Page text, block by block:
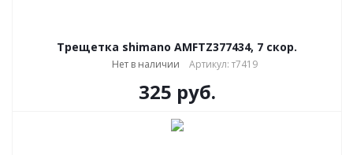
Трещетка shimano AMFTZ377434, 7 скор.
Нет в наличии Артикул: т7419
325 руб.